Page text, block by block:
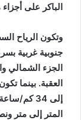
الباكر على
وتكون الرياح
إلى 34
المتر إلى متر